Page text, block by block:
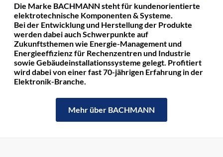
Die Marke BACHMANN steht für kundenorientierte
elektrotechnische Komponenten & Systeme.
Bei der Entwicklung und Herstellung der Produkte
werden dabei auch Schwerpunkte auf
Zukunftsthemen wie Energie-Management und
Energieeffizienz für Rechenzentren und Industrie
sowie Gebäudeinstallationssysteme gelegt. Profitiert
wird dabei von einer fast 70-jährigen Erfahrung in der
Elektronik-Branche.
Mehr über BACHMANN